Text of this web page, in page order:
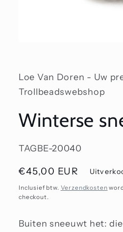
modaal
Loe Van Doren - Uw
Trollbeadswebshop
Winterse
SKU:
TAGBE-20040
Normale
prijs
€45,00 EUR
Inclusief btw. Verzendkosten
checkout.
Buiten sneeuwt het: